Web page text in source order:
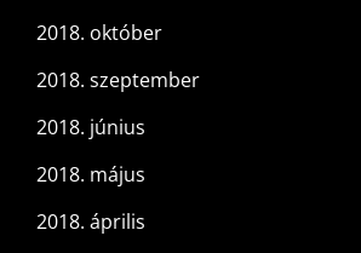
2018. október
2018. szeptember
2018. június
2018. május
2018. április